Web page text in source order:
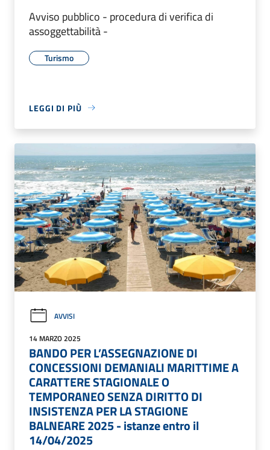
Avviso pubblico - procedura di verifica di
assoggettabilità -
Turismo
LEGGI DI PIÙ
AVVISI
14 MARZO 2025
BANDO PER L’ASSEGNAZIONE DI
CONCESSIONI DEMANIALI MARITTIME A
CARATTERE STAGIONALE O
TEMPORANEO SENZA DIRITTO DI
INSISTENZA PER LA STAGIONE
BALNEARE 2025 - istanze entro il
14/04/2025